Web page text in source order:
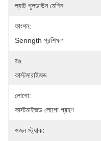
ল্যাট পুলডাউন মেশিন
ফাংশন:
Senngth প্রশিক্ষণ
রঙ:
কাস্টমারাইজড
লোগো:
কাস্টমাইজড লোগো গ্রহণ
ওজন স্ট্যাক: